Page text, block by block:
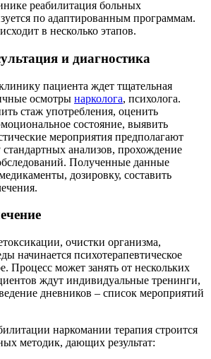
реабилитация больных
по адаптированным программам.
в несколько этапов.
и диагностика
пациента ждет тщательная
осмотры нарколога, психолога.
стаж употребления, оценить
состояние, выявить
мероприятия предполагают
стандартных анализов, прохождение
Полученные данные
дозировку, составить
очистки организма,
начинается психотерапевтическое
Процесс может занять от нескольких
ждут индивидуальные тренинги,
дневников – список мероприятий
наркомании терапия строится
методик, дающих результат: